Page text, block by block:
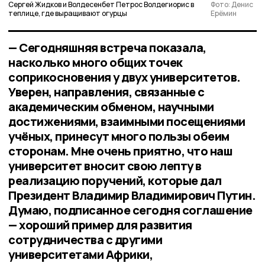
Сергей Жидков и Волдесенбет Петрос Волдегиорис в
теплице, где выращивают огурцы
Фото: Денис
Ерёмин
— Сегодняшняя встреча показала,
насколько много общих точек
соприкосновения у двух университетов.
Уверен, направления, связанные с
академическим обменом, научными
достижениями, взаимными посещениями
учёных, принесут много пользы обеим
сторонам. Мне очень приятно, что наш
университет вносит свою лепту в
реализацию поручений, которые дал
Президент Владимир Владимирович Путин.
Думаю, подписанное сегодня соглашение
— хороший пример для развития
сотрудничества с другими
университетами Африки,